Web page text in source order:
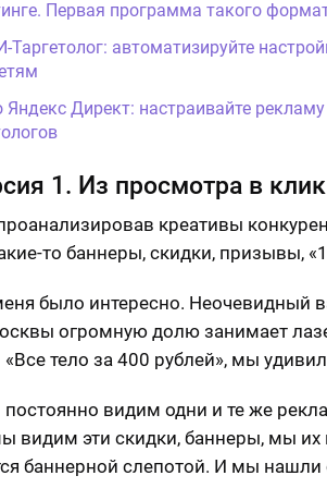
Первая программа такого
Таргетолог: автоматизируйте
Яндекс Директ: настраивайте
1. Из просмотра в клик
креативы
то баннеры, скидки, призывы,
было интересно. Неочевидный
огромную долю занимает
тело за 400 рублей», мы
видим одни и те же
видим эти скидки, баннеры, мы
баннерной слепотой. И мы нашли